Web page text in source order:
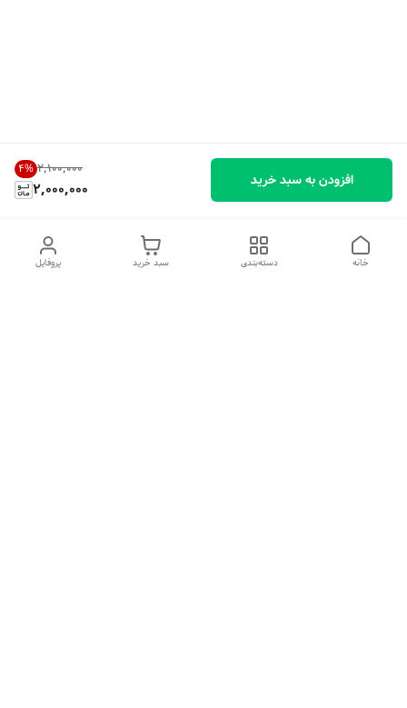
۲٬۱۰۰٬۰۰۰ 4%
2,000,000 افزودن به سبد خرید
پروفایل سبد خرید دسته‌بندی خانه